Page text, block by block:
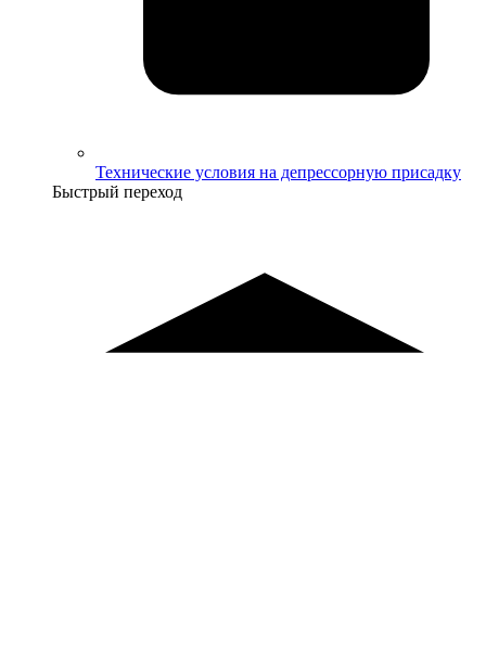
Технические условия на депрессорную присадку
Быстрый переход